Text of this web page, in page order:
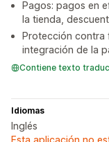
Pagos: pagos en
la tienda,
Protección contra
integración de la
Contiene texto
Idiomas
Inglés